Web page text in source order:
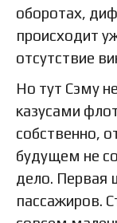
оборотах,
происходит
отсутствие
Но тут Сэму
казусами
собственно,
будущем не
дело. Первая
пассажиров.